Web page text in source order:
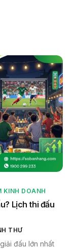
KINH DOANH
Lịch thi đấu
THƯ
đấu lớn nhất